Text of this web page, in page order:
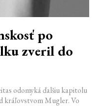
po
zveril do
odomyká ďalšiu kapitolu
kráľovstvom Mugler. Vo